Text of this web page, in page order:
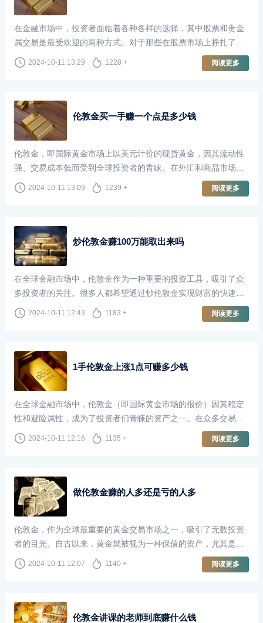
在金融市场中，投资者面临着各种各样的选择，其中股票和贵金
属交易是最受欢迎的两种方式。对于那些在股票市场上挣扎了十
年却未能盈利的投资者来说，转向伦敦金（即黄金现货市场）是
否可行，成为了一个值得探讨的话题。
2024-10-11 13:29 1228 + 阅读更多
伦敦金买一手赚一个点是多少钱
伦敦金，即国际黄金市场上以美元计价的现货黄金，因其流动性
强、交易成本低而受到全球投资者的青睐。在外汇和商品市场
中，伦敦金的交易方式与其他金融工具相似，但由于其独特的性
质，成交点数（即“点”）的价值在投资者计算收益时尤为重要。
2024-10-11 13:09 1239 + 阅读更多
炒伦敦金赚100万能取出来吗
在全球金融市场中，伦敦金作为一种重要的投资工具，吸引了众
多投资者的关注。很多人都希望通过炒伦敦金实现财富的快速增
长，甚至梦想着一夜暴富。尤其是当我们听到有人通过伦敦金交
易赚取了100万甚至更多时，这种想法更是愈发强烈。然而，炒
进行深入探讨。
2024-10-11 12:43 1183 + 阅读更多
1手伦敦金上涨1点可赚多少钱
在全球金融市场中，伦敦金（即国际黄金市场的报价）因其稳定
性和避险属性，成为了投资者们青睐的资产之一。在众多交易者
中，尤其是那些专注于短线交易和波段交易的投资者，了解伦敦
金的价格波动以及每一点波动所带来的收益，显得尤为重要。
2024-10-11 12:16 1135 + 阅读更多
做伦敦金赚的人多还是亏的人多
伦敦金，作为全球最重要的黄金交易市场之一，吸引了无数投资
者的目光。自古以来，黄金就被视为一种保值的资产，尤其是在
经济不确定性加剧的背景下，越来越多的人选择通过做伦敦金来
获取财富。然而，关于做伦敦金的投资者中，赚的人多还是亏的
2024-10-11 12:07 1140 + 阅读更多
伦敦金讲课的老师到底赚什么钱